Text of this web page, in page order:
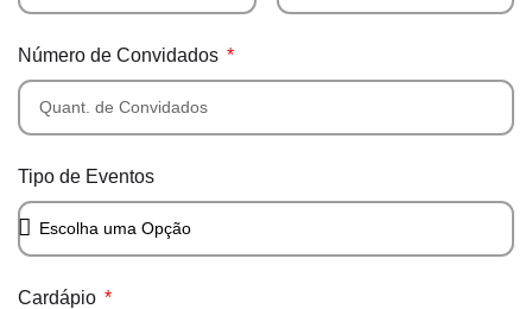
Número de Convidados
Tipo de Eventos
Cardápio